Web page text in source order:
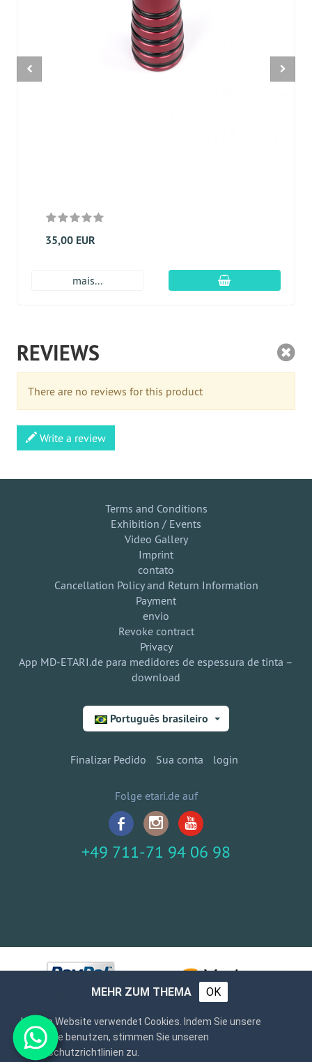
35,00 EUR
mais... Adicionar ao
REVIEWS
There are no reviews for this product
Write a review
Terms and Conditions
Exhibition / Events
Video Gallery
Imprint
contato
Cancellation Policy and Return Information
Payment
envio
Revoke contract
Privacy
App MD-ETARI.de para medidores de espessura de tinta –
download
Português brasileiro
Finalizar Pedido Sua conta login
Folge etari.de auf
+49 711-71 94 06 98
MEHR ZUM THEMA OK
Unsere Website verwendet Cookies. Indem Sie unsere
Webseite benutzen, stimmen Sie unseren
Datenschutzrichtlinien zu.